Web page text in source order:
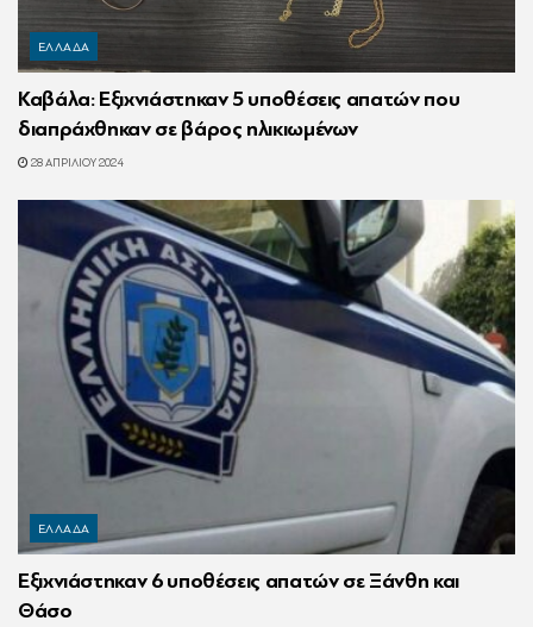
ΕΛΛΑΔΑ
Καβάλα: Εξιχνιάστηκαν 5 υποθέσεις απατών που
διαπράχθηκαν σε βάρος ηλικιωμένων
28 ΑΠΡΙΛΊΟΥ 2024
ΕΛΛΑΔΑ
Εξιχνιάστηκαν 6 υποθέσεις απατών σε Ξάνθη και
Θάσο